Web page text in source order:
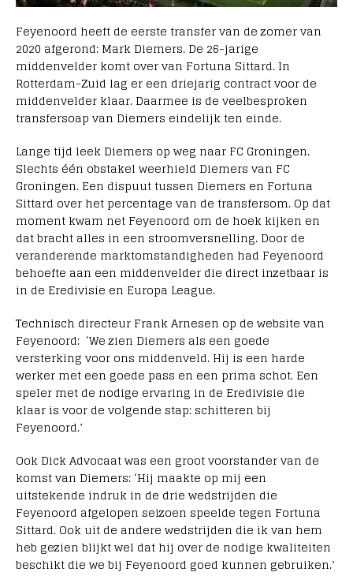
Feyenoord heeft de eerste transfer van de zomer van
2020 afgerond: Mark Diemers. De 26-jarige
middenvelder komt over van Fortuna Sittard. In
Rotterdam-Zuid lag er een driejarig contract voor de
middenvelder klaar. Daarmee is de veelbesproken
transfersoap van Diemers eindelijk ten einde.
Lange tijd leek Diemers op weg naar FC Groningen.
Slechts één obstakel weerhield Diemers van FC
Groningen. Een dispuut tussen Diemers en Fortuna
Sittard over het percentage van de transfersom. Op dat
moment kwam net Feyenoord om de hoek kijken en
dat bracht alles in een stroomversnelling. Door de
veranderende marktomstandigheden had Feyenoord
behoefte aan een middenvelder die direct inzetbaar is
in de Eredivisie en Europa League.
Technisch directeur Frank Arnesen op de website van
Feyenoord: ‘We zien Diemers als een goede
versterking voor ons middenveld. Hij is een harde
werker met een goede pass en een prima schot. Een
speler met de nodige ervaring in de Eredivisie die
klaar is voor de volgende stap: schitteren bij
Feyenoord.’
Ook Dick Advocaat was een groot voorstander van de
komst van Diemers: ‘Hij maakte op mij een
uitstekende indruk in de drie wedstrijden die
Feyenoord afgelopen seizoen speelde tegen Fortuna
Sittard. Ook uit de andere wedstrijden die ik van hem
heb gezien blijkt wel dat hij over de nodige kwaliteiten
beschikt die we bij Feyenoord goed kunnen gebruiken.’